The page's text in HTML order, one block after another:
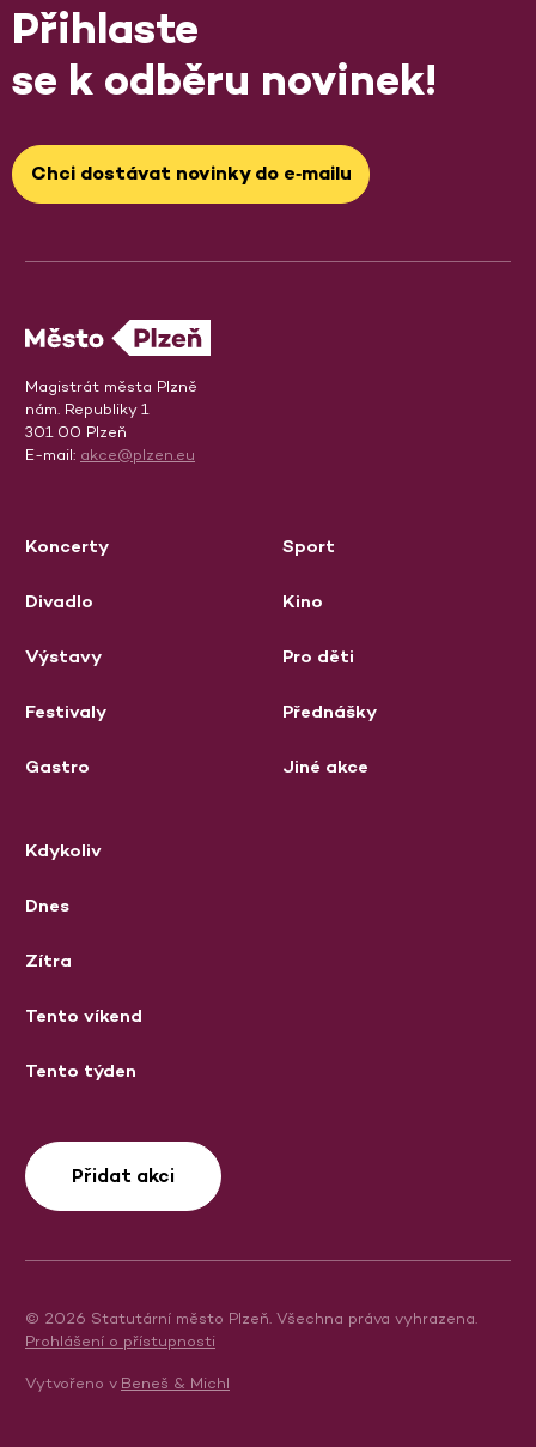
Přihlaste
se k odběru novinek!
Chci dostávat novinky do e‑mailu
Magistrát města Plzně
nám. Republiky 1
301 00 Plzeň
E-mail: akce@plzen.eu
Koncerty
Divadlo
Výstavy
Festivaly
Gastro
Sport
Kino
Pro děti
Přednášky
Jiné akce
Kdykoliv
Dnes
Zítra
Tento víkend
Tento týden
Přidat akci
© 2026 Statutární město Plzeň. Všechna práva vyhrazena.
Prohlášení o přístupnosti
Vytvořeno v Beneš & Michl